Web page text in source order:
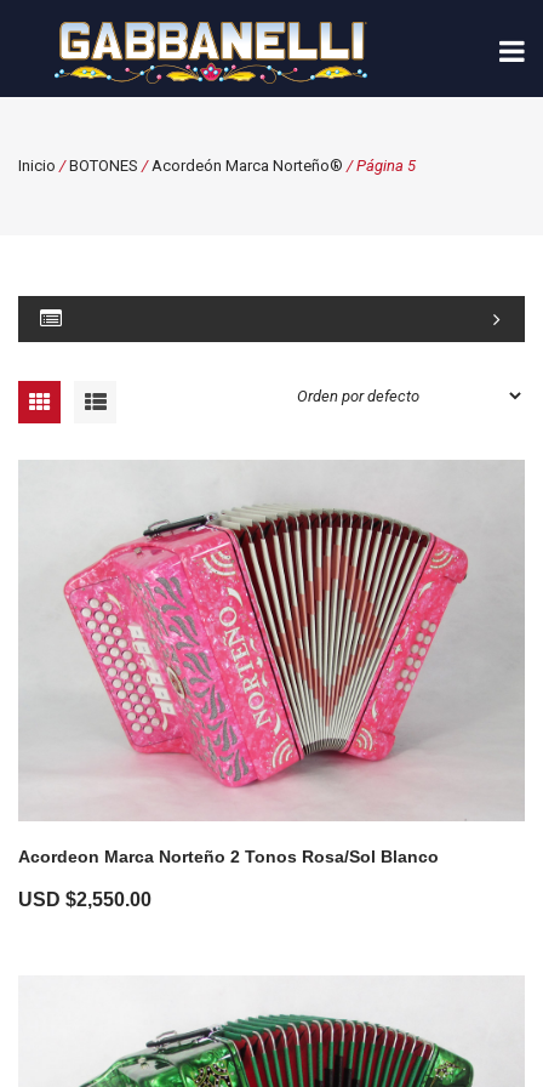
Inicio /BOTONES /Acordeón Marca Norteño® / Página 5
Acordeon Marca Norteño 2 Tonos Rosa/Sol Blanco
USD $2,550.00